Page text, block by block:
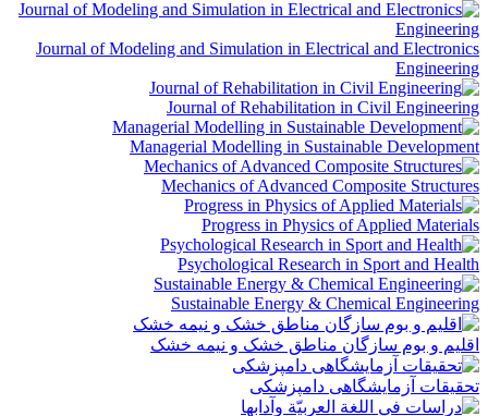
Journal of Modeling and Simulation in Electrical and Electronics
Engineering
Journal of Rehabilitation in Civil Engineering
Managerial Modelling in Sustainable Development
Mechanics of Advanced Composite Structures
Progress in Physics of Applied Materials
Psychological Research in Sport and Health
Sustainable Energy & Chemical Engineering
اقلیم و بوم سازگان مناطق خشک و نیمه خشک
تحقیقات آزمایشگاهی دامپزشکی